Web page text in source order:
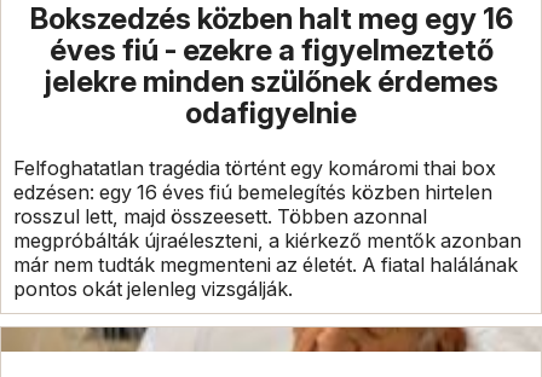
Bokszedzés közben halt meg egy 16
éves fiú - ezekre a figyelmeztető
jelekre minden szülőnek érdemes
odafigyelnie
Felfoghatatlan tragédia történt egy komáromi thai box
edzésen: egy 16 éves fiú bemelegítés közben hirtelen
rosszul lett, majd összeesett. Többen azonnal
megpróbálták újraéleszteni, a kiérkező mentők azonban
már nem tudták megmenteni az életét. A fiatal halálának
pontos okát jelenleg vizsgálják.